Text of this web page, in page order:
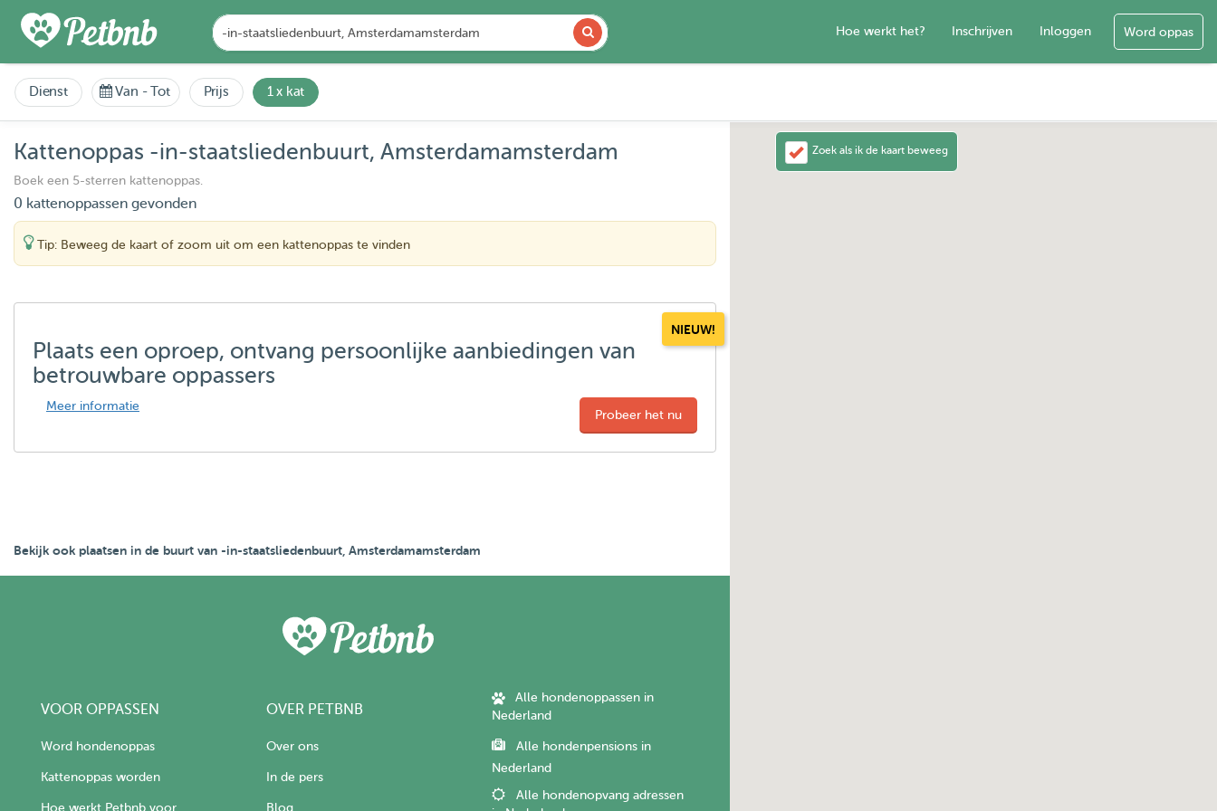
Hoe werkt het? Inschrijven Inloggen Word oppas
Dienst Van -Tot Prijs 1 x kat
Kattenoppas -in-staatsliedenbuurt, Amsterdamamsterdam
Boek een 5-sterren kattenoppas.
0 kattenoppassen gevonden
Tip: Beweeg de kaart of zoom uit om een kattenoppas te vinden
NIEUW!
Plaats een oproep, ontvang persoonlijke aanbiedingen van
betrouwbare oppassers
Meer informatie
Probeer het nu
Bekijk ook plaatsen in de buurt van -in-staatsliedenbuurt, Amsterdamamsterdam
VOOR OPPASSEN
Word hondenoppas
Kattenoppas worden
Hoe werkt Petbnb voor
OVER PETBNB
Over ons
In de pers
Blog
Alle hondenoppassen in
Nederland
Alle hondenpensions in
Nederland
Alle hondenopvang adressen
Zoek als ik de kaart beweeg